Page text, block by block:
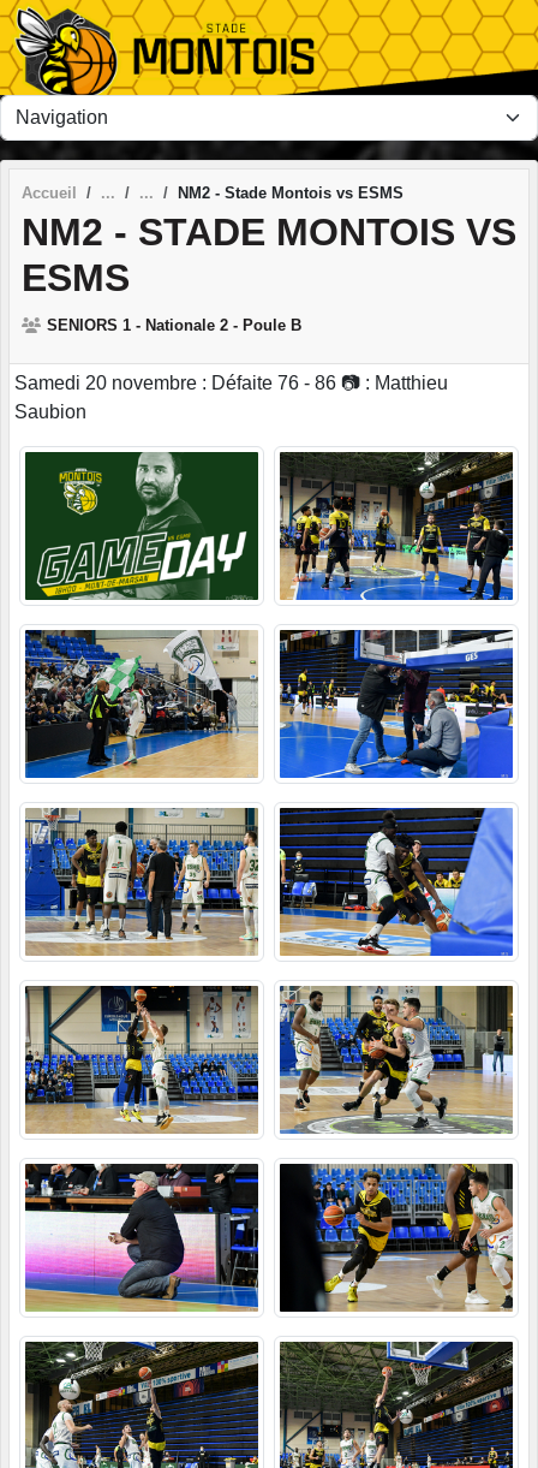
Accueil NM2 - Stade Montois vs ESMS
NM2 - STADE MONTOIS VS
ESMS
SENIORS 1 - Nationale 2 - Poule B
Samedi 20 novembre : Défaite 76 - 86 📷 : Matthieu
Saubion
Panneau de gestion des cookies